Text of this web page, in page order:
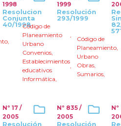
1998
Resolucion
Conjunta
40/1998
,
1999
Resolución
293/1999
Código de
Planeamiento
Urbano
,
Convenios,
Establecimientos
educativos
,
Informática,
Código de
Planeamiento
Urbano
,
Obras,
Sumarios,
Nº 17 /
2005
Resolución
Nº 835 /
2005
Resolución